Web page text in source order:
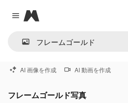
Close menu
Magnific
AI 画像を作成 AI 動画を作成
フレームゴールド写真